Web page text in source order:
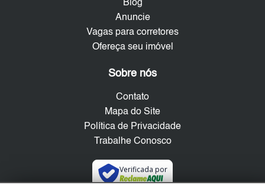
Blog
Anuncie
Vagas para corretores
Ofereça seu imóvel
Sobre nós
Contato
Mapa do Site
Política de Privacidade
Trabalhe Conosco
Verificada por